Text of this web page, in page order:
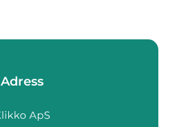
Adress